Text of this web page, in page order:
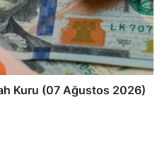
Kuru (07 Ağustos 2026)